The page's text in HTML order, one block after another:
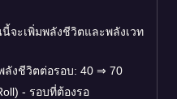
จะเพิ่มพลังชีวิตและพลังเวท
ลังชีวิตต่อรอบ: 40 ⇒ 70
- รอบที่ต้องรอ